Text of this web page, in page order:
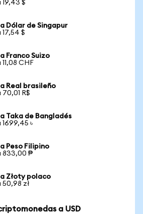
19,43 $
Dólar de Singapur
17,54 $
Franco Suizo
CHF
Real brasileño
70,01 R$
Taka de Bangladés
1699,45 ৳
Peso Filipino
833,00 ₱
Złoty polaco
50,98 zł
a USD